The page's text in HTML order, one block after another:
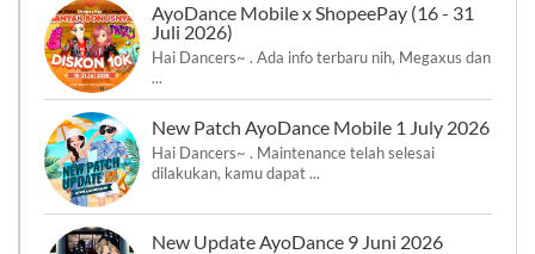
AyoDance Mobile x ShopeePay (16 - 31
Juli 2026)
Hai Dancers~ . Ada info terbaru nih, Megaxus dan
...
New Patch AyoDance Mobile 1 July 2026
Hai Dancers~ . Maintenance telah selesai
dilakukan, kamu dapat ...
New Update AyoDance 9 Juni 2026